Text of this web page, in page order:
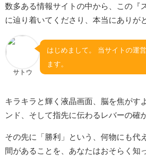
数多ある情報サイトの中から、この『
に辿り着いてくださり、本当にありが
サトウ
はじめまして。 当サイトの運
ます。
キラキラと輝く液晶画面、脳を焦がす
ンド、そして指先に伝わるレバーの確
その先に「勝利」という、何物にも代
間があることを、あなたはおそらく知